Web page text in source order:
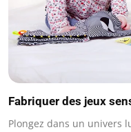
Fabriquer des jeux
Plongez dans un univers